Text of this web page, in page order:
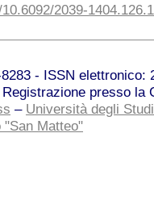
2039-
- ISSN
presso la
– Università degli
"San Matteo"